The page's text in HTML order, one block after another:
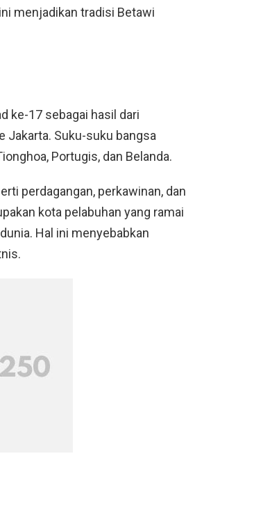
menjadikan tradisi Betawi
ke-17 sebagai hasil dari
Jakarta. Suku-suku bangsa
Portugis, dan Belanda.
perdagangan, perkawinan, dan
kota pelabuhan yang ramai
Hal ini menyebabkan